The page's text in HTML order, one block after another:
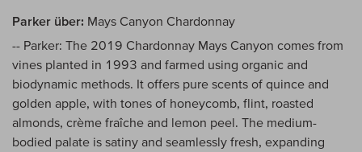
Parker über: Mays Canyon Chardonnay
-- Parker: The 2019 Chardonnay Mays Canyon comes from
vines planted in 1993 and farmed using organic and
biodynamic methods. It offers pure scents of quince and
golden apple, with tones of honeycomb, flint, roasted
almonds, crème fraîche and lemon peel. The medium-
bodied palate is satiny and seamlessly fresh, expanding